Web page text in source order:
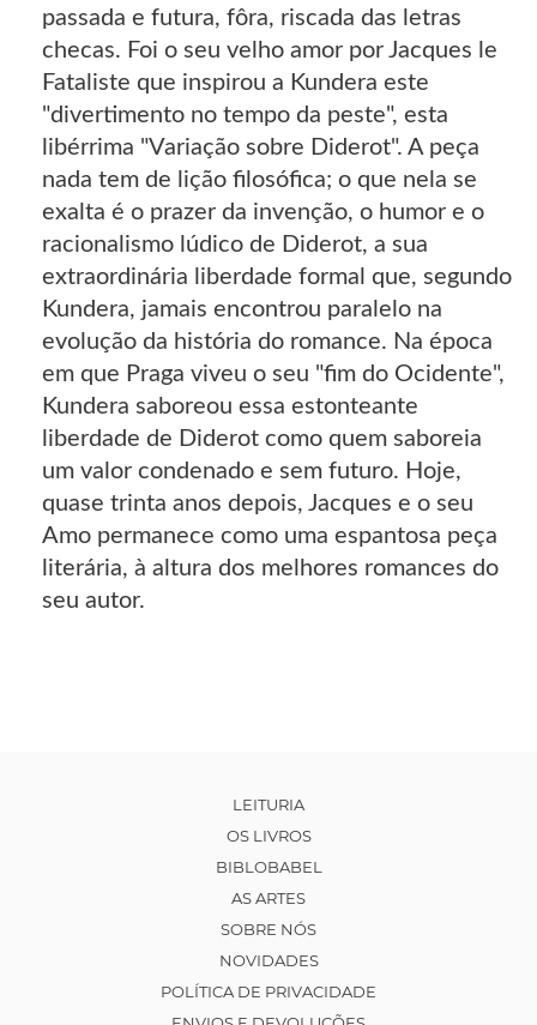
passada e futura, fôra, riscada das letras
checas. Foi o seu velho amor por Jacques le
Fataliste que inspirou a Kundera este
"divertimento no tempo da peste", esta
libérrima "Variação sobre Diderot". A peça
nada tem de lição filosófica; o que nela se
exalta é o prazer da invenção, o humor e o
racionalismo lúdico de Diderot, a sua
extraordinária liberdade formal que, segundo
Kundera, jamais encontrou paralelo na
evolução da história do romance. Na época
em que Praga viveu o seu "fim do Ocidente",
Kundera saboreou essa estonteante
liberdade de Diderot como quem saboreia
um valor condenado e sem futuro. Hoje,
quase trinta anos depois, Jacques e o seu
Amo permanece como uma espantosa peça
literária, à altura dos melhores romances do
seu autor.
LEITURIA
OS LIVROS
BIBLOBABEL
AS ARTES
SOBRE NÓS
NOVIDADES
POLÍTICA DE PRIVACIDADE